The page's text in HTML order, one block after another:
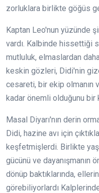
zorluklara birlikte göğüs
Kaptan Leo'nun yüzünde
vardı. Kalbinde hissettiği
mutluluk, elmaslardan
keskin gözleri, Didi'nin
cesareti, bir ekip olmanın
kadar önemli olduğunu
Masal Diyarı'nın derin
Didi, hazine avı için
keşfetmişlerdi. Birlikte
gücünü ve dayanışmanın
dönüp baktıklarında,
görebiliyorlardı